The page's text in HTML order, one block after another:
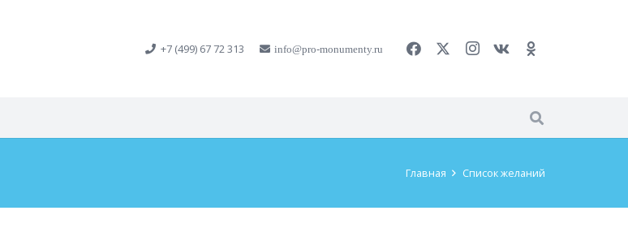
+7 (499) 67 72 313 info@pro-monumenty.ru
Главная Список желаний